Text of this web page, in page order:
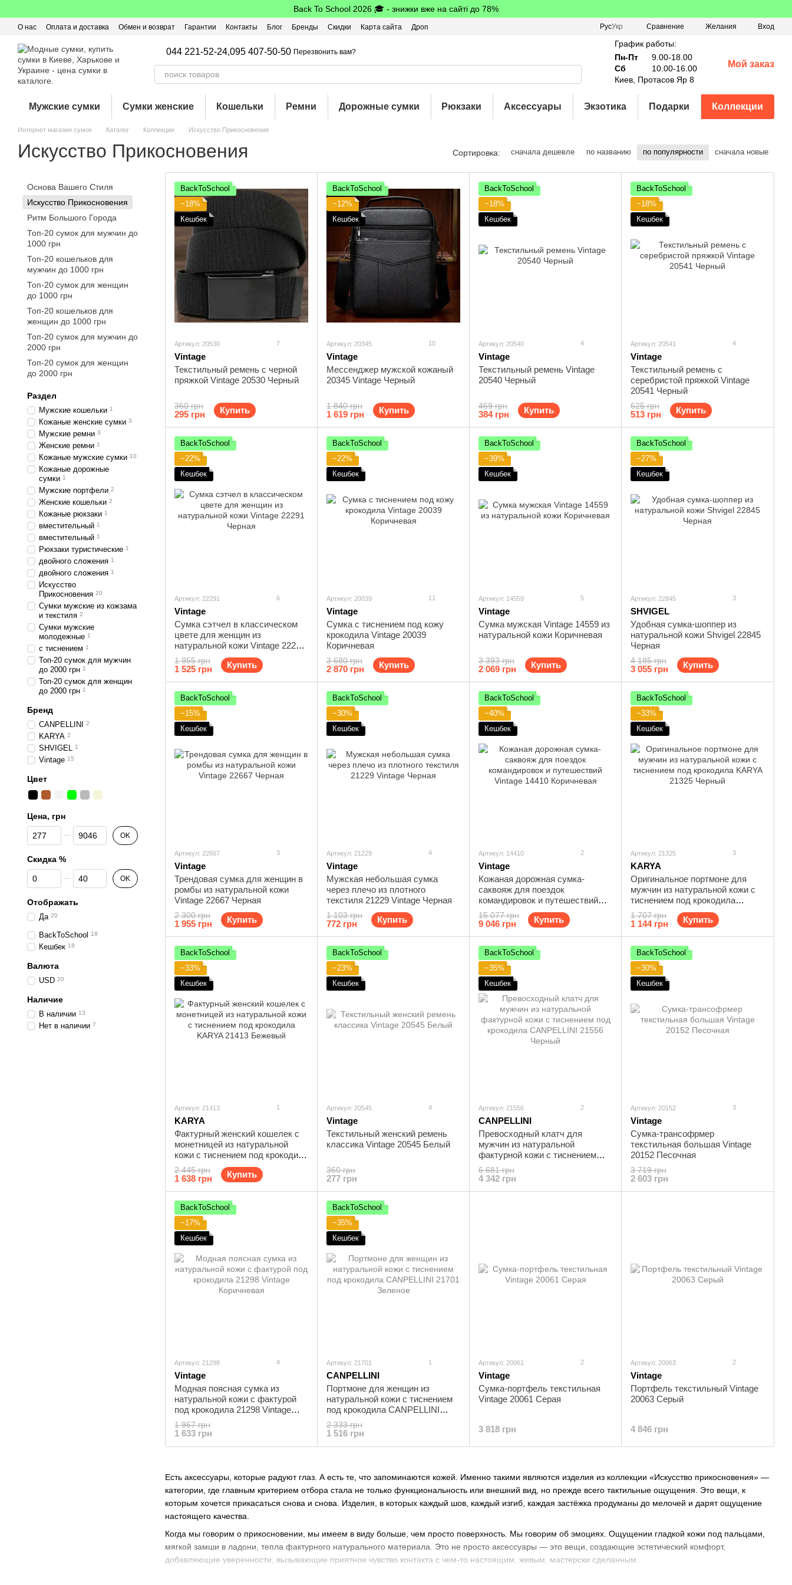
Back To School 2026 🎓 - знижки вже на сайті до 78%
О нас Оплата и доставка Обмен и возврат Гарантии Контакты Блог Бренды Скидки Карта сайта
Дроп
РусУкр Сравнение Желания Вход
044 221-52-24,095 407-50-50 Перезвонить вам?
График работы:
Пн-Пт
9.00-18.00
Сб
10.00-16.00
Киев, Протасов Яр 8
Мой заказ
Мужские сумки Сумки женские Кошельки Ремни Дорожные сумки Рюкзаки Аксессуары Экзотика Подарки Коллекции
Интернет магазин сумок Каталог Коллекции Искусство Прикосновения
Искусство Прикосновения Сортировка: сначала дешевле по названию по популярности сначала новые
Есть аксессуары, которые радуют глаз. А есть те, что запоминаются кожей. Именно такими являются изделия из коллекции «Искусство прикосновения» —
категории, где главным критерием отбора стала не только функциональность или внешний вид, но прежде всего тактильные ощущения. Это вещи, к
которым хочется прикасаться снова и снова. Изделия, в которых каждый шов, каждый изгиб, каждая застёжка продуманы до мелочей и дарят ощущение
настоящего качества.
Когда мы говорим о прикосновении, мы имеем в виду больше, чем просто поверхность. Мы говорим об эмоциях. Ощущении гладкой кожи под пальцами,
мягкой замши в ладони, тепла фактурного натурального материала. Это не просто аксессуары — это вещи, создающие эстетический комфорт,
добавляющие уверенности, вызывающие приятное чувство контакта с чем-то настоящим, живым, мастерски сделанным.
BackToSchool
−18%
Кешбек
Артикул: 20530 7
Vintage
Текстильный ремень с черной
пряжкой Vintage 20530 Черный
360 грн
295 грн Купить
BackToSchool
−12%
Кешбек
Артикул: 20345 10
Vintage
Мессенджер мужской кожаный
20345 Vintage Черный
1 840 грн
1 619 грн Купить
BackToSchool
−18%
Кешбек
Артикул: 20540 4
Vintage
Текстильный ремень Vintage
20540 Черный
469 грн
384 грн Купить
BackToSchool
−18%
Кешбек
Артикул: 20541 4
Vintage
Текстильный ремень с
серебристой пряжкой Vintage
20541 Черный
625 грн
513 грн Купить
BackToSchool
−22%
Кешбек
Артикул: 22291 6
Vintage
Сумка сэтчел в классическом
цвете для женщин из
натуральной кожи Vintage 22291
Черная
1 955 грн
1 525 грн Купить
BackToSchool
−22%
Кешбек
Артикул: 20039 11
Vintage
Сумка с тиснением под кожу
крокодила Vintage 20039
Коричневая
3 680 грн
2 870 грн Купить
BackToSchool
−39%
Кешбек
Артикул: 14559 5
Vintage
Сумка мужская Vintage 14559 из
натуральной кожи Коричневая
3 393 грн
2 069 грн Купить
BackToSchool
−27%
Кешбек
Артикул: 22845 3
SHVIGEL
Удобная сумка-шоппер из
натуральной кожи Shvigel 22845
Черная
4 185 грн
3 055 грн Купить
BackToSchool
−15%
Кешбек
Артикул: 22667 3
Vintage
Трендовая сумка для женщин в
ромбы из натуральной кожи
Vintage 22667 Черная
2 300 грн
1 955 грн Купить
BackToSchool
−30%
Кешбек
Артикул: 21229 4
Vintage
Мужская небольшая сумка
через плечо из плотного
текстиля 21229 Vintage Черная
1 103 грн
772 грн Купить
BackToSchool
−40%
Кешбек
Артикул: 14410 2
Vintage
Кожаная дорожная сумка-
саквояж для поездок
командировок и путешествий
Vintage 14410 Коричневая
15 077 грн
9 046 грн Купить
BackToSchool
−33%
Кешбек
Артикул: 21325 3
KARYA
Оригинальное портмоне для
мужчин из натуральной кожи с
тиснением под крокодила
KARYA 21325 Черный
1 707 грн
1 144 грн Купить
BackToSchool
−33%
Кешбек
Артикул: 21413 1
KARYA
Фактурный женский кошелек с
монетницей из натуральной
кожи с тиснением под крокодила
KARYA 21413 Бежевый
2 445 грн
1 638 грн Купить
BackToSchool
−23%
Кешбек
Артикул: 20545 4
Vintage
Текстильный женский ремень
классика Vintage 20545 Белый
360 грн
277 грн
BackToSchool
−35%
Кешбек
Артикул: 21556 2
CANPELLINI
Превосходный клатч для
мужчин из натуральной
фактурной кожи с тиснением
под крокодила CANPELLINI
21556 Черный
6 681 грн
4 342 грн
BackToSchool
−30%
Кешбек
Артикул: 20152 3
Vintage
Сумка-трансофрмер
текстильная большая Vintage
20152 Песочная
3 719 грн
2 603 грн
BackToSchool
−17%
Кешбек
Артикул: 21298 4
Vintage
Модная поясная сумка из
натуральной кожи с фактурой
под крокодила 21298 Vintage
Коричневая
1 967 грн
1 633 грн
BackToSchool
−35%
Кешбек
Артикул: 21701 1
CANPELLINI
Портмоне для женщин из
натуральной кожи с тиснением
под крокодила CANPELLINI
21701 Зеленое
2 333 грн
1 516 грн
Артикул: 20061 2
Vintage
Сумка-портфель текстильная
Vintage 20061 Серая
3 818 грн
Артикул: 20063 2
Vintage
Портфель текстильный Vintage
20063 Cерый
4 846 грн
Основа Вашего Стиля
Искусство Прикосновения
Ритм Большого Города
Топ-20 сумок для мужчин до
1000 грн
Топ-20 кошельков для
мужчин до 1000 грн
Топ-20 сумок для женщин
до 1000 грн
Топ-20 кошельков для
женщин до 1000 грн
Топ-20 сумок для мужчин до
2000 грн
Топ-20 сумок для женщин
до 2000 грн
Раздел
Мужские кошельки 1
Кожаные женские сумки 3
Мужские ремни 3
Женские ремни 1
Кожаные мужские сумки 10
Кожаные дорожные
сумки 1
Мужские портфели 2
Женские кошельки 2
Кожаные рюкзаки 1
вместительный 1
вместительный 1
Рюкзаки туристические 1
двойного сложения 1
двойного сложения 1
Искусство
Прикосновения 20
Сумки мужские из кожзама
и текстиля 2
Сумки мужские
молодежные 1
с тиснением 1
Топ-20 сумок для мужчин
до 2000 грн 1
Топ-20 сумок для женщин
до 2000 грн 1
Бренд
CANPELLINI 2
KARYA 2
SHVIGEL 1
Vintage 15
Цвет
Цена, грн
От Цена, грн
До Цена, грн OK
Скидка %
От Скидка %
До Скидка % OK
Отображать
Да 20
BackToSchool 18
Кешбек 18
Валюта
USD 20
Наличие
В наличии 13
Нет в наличии 7